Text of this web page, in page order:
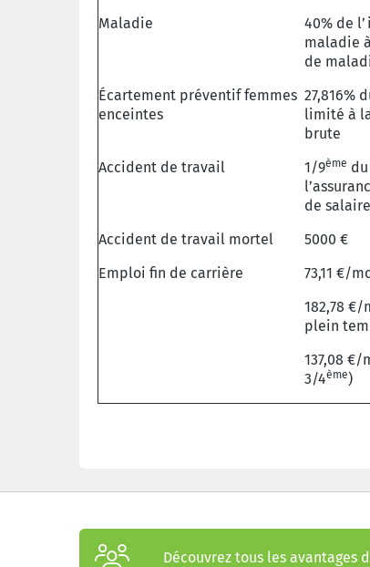
Maladie
40% de
maladie
de
Écartement préventif femmes
enceintes
27,816%
limité à
brute
Accident de travail 1/9ème
de
Accident de travail mortel
5000 €
Emploi fin de carrière
73,11 €/
182,78 €/
plein
137,08 €/
3/4ème)
Découvrez tous les avantages